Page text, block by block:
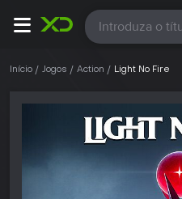
Todas
Início Jogos Action Light No Fire